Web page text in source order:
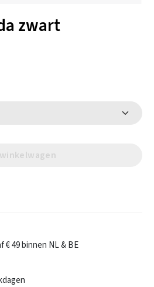
zwart
€ 49 binnen NL & BE